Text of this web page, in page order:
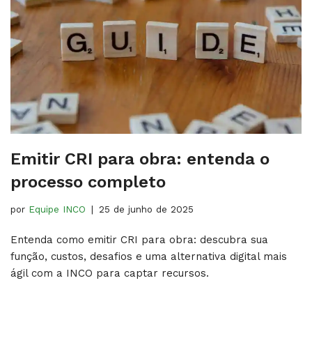
Emitir CRI para obra: entenda o
processo completo
por Equipe INCO 25 de junho de 2025
Entenda como emitir CRI para obra: descubra sua
função, custos, desafios e uma alternativa digital mais
ágil com a INCO para captar recursos.